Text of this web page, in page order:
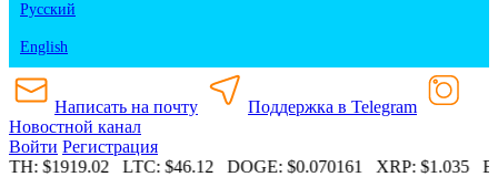
Русский
English
Написать на почту
Поддержка в Telegram
Новостной канал
Войти Регистрация
$1919.02 LTC:$46.12 DOGE:$0.070161 XRP:$1.035